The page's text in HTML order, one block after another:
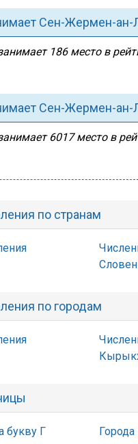
Сен-Жермен-
186 место в
Сен-Жермен-
6017 место в
по странам
по городам
букву Г